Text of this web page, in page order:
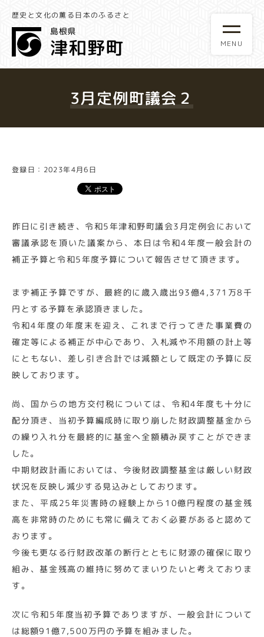
歴史と文化の薫る日本のふるさと
3月定例町議会２
登録日：2023年4月6日
昨日に引き続き、令和5年津和野町議会3月定例会において
審議承認を頂いた議案から、本日は令和4年度一般会計の
補正予算と令和5年度予算について報告させて頂きます。
まず補正予算ですが、最終的に歳入歳出93億4,371万8千
円とする予算を承認頂きました。
令和4年度の年度末を迎え、これまで行ってきた事業費の
確定等による補正が中心であり、入札減や不用額の計上等
にともない、差し引き合計では減額として既定の予算に反
映しております。
尚、国からの地方交付税については、令和4年度も十分に
配分頂き、当初予算編成時に取り崩した財政調整基金から
の繰り入れ分を最終的に基金へ全額積み戻すことができま
した。
中期財政計画においては、今後財政調整基金は厳しい財政
状況を反映し減少する見込みとしております。
また、平成25年災害時の経験上から10億円程度の基金残
高を非常時のためにも常に備えておく必要があると認めて
おります。
今後も更なる行財政改革の断行とともに財源の確保に取り
組み、基金残高の維持に努めてまいりたいと考えておりま
す。
次に令和5年度当初予算でありますが、一般会計について
は総額91億7,500万円の予算を組みました。